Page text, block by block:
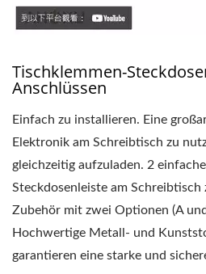
Tischklemmen-
Anschlüssen
Einfach zu installieren. Eine
Elektronik am Schreibtisch zu
gleichzeitig aufzuladen. 2
Steckdosenleiste am
Zubehör mit zwei Optionen (A
Hochwertige Metall- und
garantieren eine starke und